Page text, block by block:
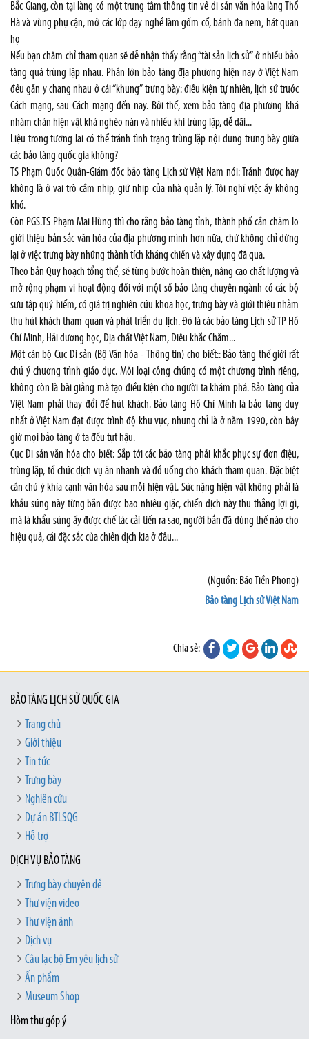
Bắc Giang, còn tại làng có một trung tâm thông tin về di sản văn hóa làng Thổ
Hà và vùng phụ cận, mở các lớp dạy nghề làm gốm cổ, bánh đa nem, hát quan
họ
Nếu bạn chăm chỉ tham quan sẽ dễ nhận thấy rằng “tài sản lịch sử” ở nhiều bảo
tàng quá trùng lặp nhau. Phần lớn bảo tàng địa phương hiện nay ở Việt Nam
đều gần y chang nhau ở cái “khung” trưng bày: điều kiện tự nhiên, lịch sử trước
Cách mạng, sau Cách mạng đến nay. Bởi thế, xem bảo tàng địa phương khá
nhàm chán hiện vật khá nghèo nàn và nhiều khi trùng lặp, dễ dãi...
Liệu trong tương lai có thể tránh tình trạng trùng lặp nội dung trưng bày giữa
các bảo tàng quốc gia không?
TS Phạm Quốc Quân-Giám đốc bảo tàng Lịch sử Việt Nam nói: Tránh được hay
không là ở vai trò cầm nhịp, giữ nhịp của nhà quản lý. Tôi nghĩ việc ấy không
khó.
Còn PGS.TS Phạm Mai Hùng thì cho rằng bảo tàng tỉnh, thành phố cần chăm lo
giới thiệu bản sắc văn hóa của địa phương mình hơn nữa, chứ không chỉ dừng
lại ở việc trưng bày những thành tích kháng chiến và xây dựng đã qua.
Theo bản Quy hoạch tổng thể, sẽ từng bước hoàn thiện, nâng cao chất lượng và
mở rộng phạm vi hoạt động đối với một số bảo tàng chuyên ngành có các bộ
sưu tập quý hiếm, có giá trị nghiên cứu khoa học, trưng bày và giới thiệu nhằm
thu hút khách tham quan và phát triển du lịch. Đó là các bảo tàng Lịch sử TP Hồ
Chí Minh, Hải dương học, Địa chất Việt Nam, Điêu khắc Chăm...
Một cán bộ Cục Di sản (Bộ Văn hóa - Thông tin) cho biết:: Bảo tàng thế giới rất
chú ý chương trình giáo dục. Mỗi loại công chúng có một chương trình riêng,
không còn là bài giảng mà tạo điều kiện cho người ta khám phá. Bảo tàng của
Việt Nam phải thay đổi để hút khách. Bảo tàng Hồ Chí Minh là bảo tàng duy
nhất ở Việt Nam đạt được trình độ khu vực, nhưng chỉ là ở năm 1990, còn bây
giờ mọi bảo tàng ở ta đều tụt hậu.
Cục Di sản văn hóa cho biết: Sắp tới các bảo tàng phải khắc phục sự đơn điệu,
trùng lặp, tổ chức dịch vụ ăn nhanh và đồ uống cho khách tham quan. Đặc biệt
cần chú ý khía cạnh văn hóa sau mỗi hiện vật. Sức nặng hiện vật không phải là
khẩu súng này từng bắn được bao nhiêu giặc, chiến dịch này thu thắng lợi gì,
mà là khẩu súng ấy được chế tác cải tiến ra sao, người bắn đã dùng thế nào cho
hiệu quả, cái đặc sắc của chiến dịch kia ở đâu...
(Nguồn: Báo Tiền Phong)
Bảo tàng Lịch sử Việt Nam
Chia sẻ:
BẢO TÀNG LỊCH SỬ QUỐC GIA
Trang chủ
Giới thiệu
Tin tức
Trưng bày
Nghiên cứu
Dự án BTLSQG
Hỗ trợ
DỊCH VỤ BẢO TÀNG
Trưng bày chuyên đề
Thư viện video
Thư viện ảnh
Dịch vụ
Câu lạc bộ Em yêu lịch sử
Ấn phẩm
Museum Shop
Hòm thư góp ý